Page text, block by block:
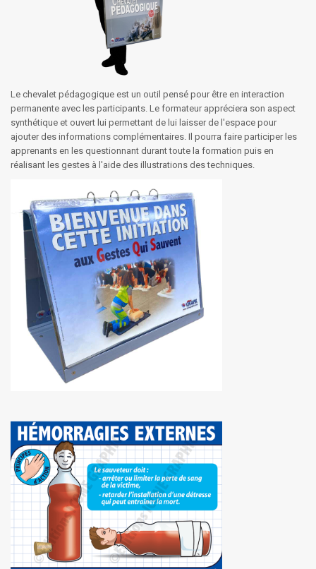
Le chevalet pédagogique est un outil pensé pour être en interaction
permanente avec les participants. Le formateur appréciera son aspect
synthétique et ouvert lui permettant de lui laisser de l'espace pour
ajouter des informations complémentaires. Il pourra faire participer les
apprenants en les questionnant durant toute la formation puis en
réalisant les gestes à l'aide des illustrations des techniques.